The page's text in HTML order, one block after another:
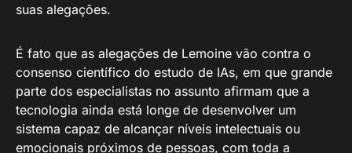
suas alegações.
É fato que as alegações de Lemoine vão contra o
consenso científico do estudo de IAs, em que grande
parte dos especialistas no assunto afirmam que a
tecnologia ainda está longe de desenvolver um
sistema capaz de alcançar níveis intelectuais ou
emocionais próximos de pessoas, com toda a